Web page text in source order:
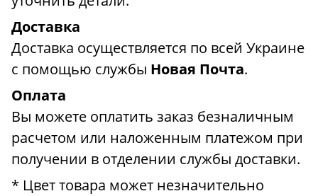
Доставка
Доставка осуществляется по всей Украине
с помощью службы Новая Почта.
Оплата
Вы можете оплатить заказ безналичным
расчетом или наложенным платежом при
получении в отделении службы доставки.
* Цвет товара может незначительно